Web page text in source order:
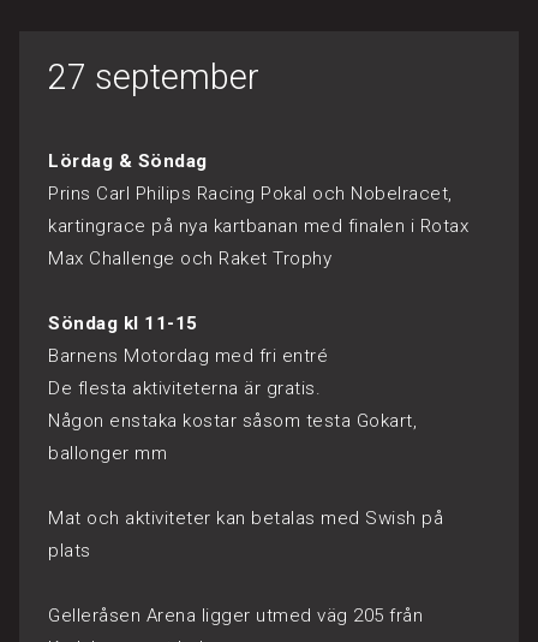
27 september
Lördag & Söndag
Prins Carl Philips Racing Pokal och Nobelracet,
kartingrace på nya kartbanan med finalen i Rotax
Max Challenge och Raket Trophy
Söndag kl 11-15
Barnens Motordag med fri entré
De flesta aktiviteterna är gratis.
Någon enstaka kostar såsom testa Gokart,
ballonger mm
Mat och aktiviteter kan betalas med Swish på
plats
Gelleråsen Arena ligger utmed väg 205 från